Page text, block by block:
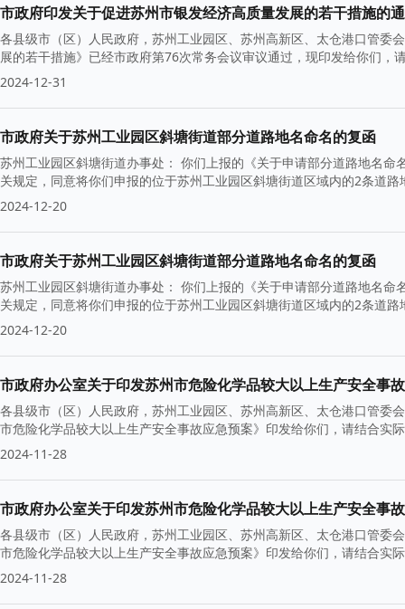
市政府印发关于促进苏州市银发经济高质量发展的若干措施的
各县级市（区）人民政府，苏州工业园区、苏州高新区、太仓港口管委
展的若干措施》已经市政府第76次常务会议审议通过，现印发给你们，
2024-12-31
市政府关于苏州工业园区斜塘街道部分道路地名命名的复函
苏州工业园区斜塘街道办事处： 你们上报的《关于申请部分道路地名
关规定，同意将你们申报的位于苏州工业园区斜塘街道区域内的2条道
2024-12-20
市政府关于苏州工业园区斜塘街道部分道路地名命名的复函
苏州工业园区斜塘街道办事处： 你们上报的《关于申请部分道路地名
关规定，同意将你们申报的位于苏州工业园区斜塘街道区域内的2条道
2024-12-20
市政府办公室关于印发苏州市危险化学品较大以上生产安全事
各县级市（区）人民政府，苏州工业园区、苏州高新区、太仓港口管委
市危险化学品较大以上生产安全事故应急预案》印发给你们，请结合实
2024-11-28
市政府办公室关于印发苏州市危险化学品较大以上生产安全事
各县级市（区）人民政府，苏州工业园区、苏州高新区、太仓港口管委
市危险化学品较大以上生产安全事故应急预案》印发给你们，请结合实
2024-11-28